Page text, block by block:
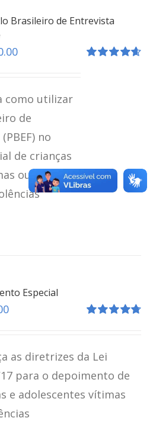
Brasileiro de Entrevista
como utilizar
de
no
de crianças
ou
Especial
as diretrizes da Lei
17 para o depoimento de
e adolescentes vítimas
Espontânea
teste